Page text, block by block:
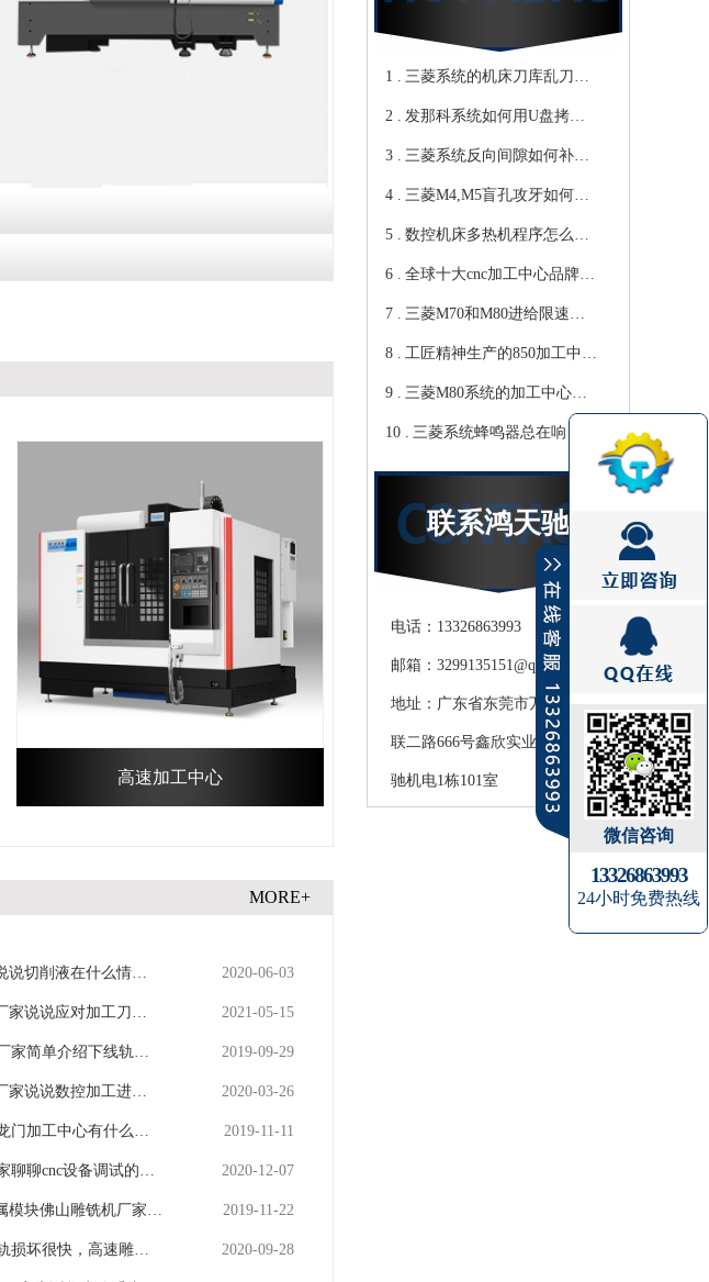
高速加工中心
MORE+
说切削液在什么情况
驰】
2020-06-03
家说说应对加工刀具
-鸿天驰
2021-05-15
家简单介绍下线轨的 2019-09-29
家说说数控加工进程
鸿天驰】
2020-03-26
门加工中心有什么不 2019-11-11
聊聊cnc设备调试的一 2020-12-07
模块佛山雕铣机厂家和
】
2019-11-22
损坏很快，高速雕铣 2020-09-28
1 . 三菱系统的机床刀库乱刀，
CNC加工中心厂家教你轻松
归零-鸿天驰
2 . 发那科系统如何用U盘拷贝
加工程序？cnc立式加工中心
教你-鸿天驰
3 . 三菱系统反向间隙如何补
偿，数控cnc加工中心厂家来
教你-鸿天驰
4 . 三菱M4,M5盲孔攻牙如何设
转速和进给？高速cnc加工中
心教你-鸿天驰
5 . 数控机床多热机程序怎么
写？Cnc雕铣机厂家教你-鸿
天驰
6 . 全球十大cnc加工中心品牌，
你知道那些？-【鸿天驰】
7 . 三菱M70和M80进给限速该
修改哪个参数?鸿天驰高速
CNC机床厂家教你
8 . 工匠精神生产的850加工中
心,精度可达0.01mm 就选-
[鸿天驰]
9 . 三菱M80系统的加工中心无
程序报警怎么处理，CNC雕
铣机厂家教你
10 . 三菱系统蜂鸣器总在响？鸿
天驰850加工中心厂家教你关
掉它联系鸿天驰
电话：13326863993
邮箱：3299135151@qq.com
地址：广东省东莞市万江街道滘
联二路666号鑫欣实业产业园天
驰机电1栋101室
微信咨询
13326863993
24小时免费热线